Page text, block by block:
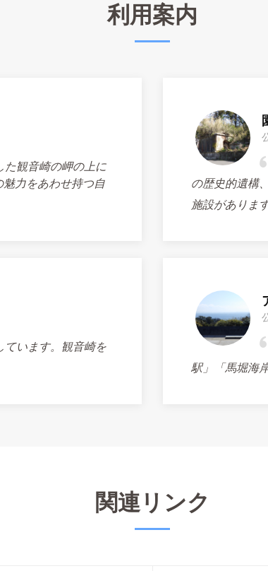
利用案内
た観音崎の岬の上に
力をあわせ持つ自
の歴史的遺構
施設がありま
ています。観音崎を
駅」「馬堀海
関連リンク